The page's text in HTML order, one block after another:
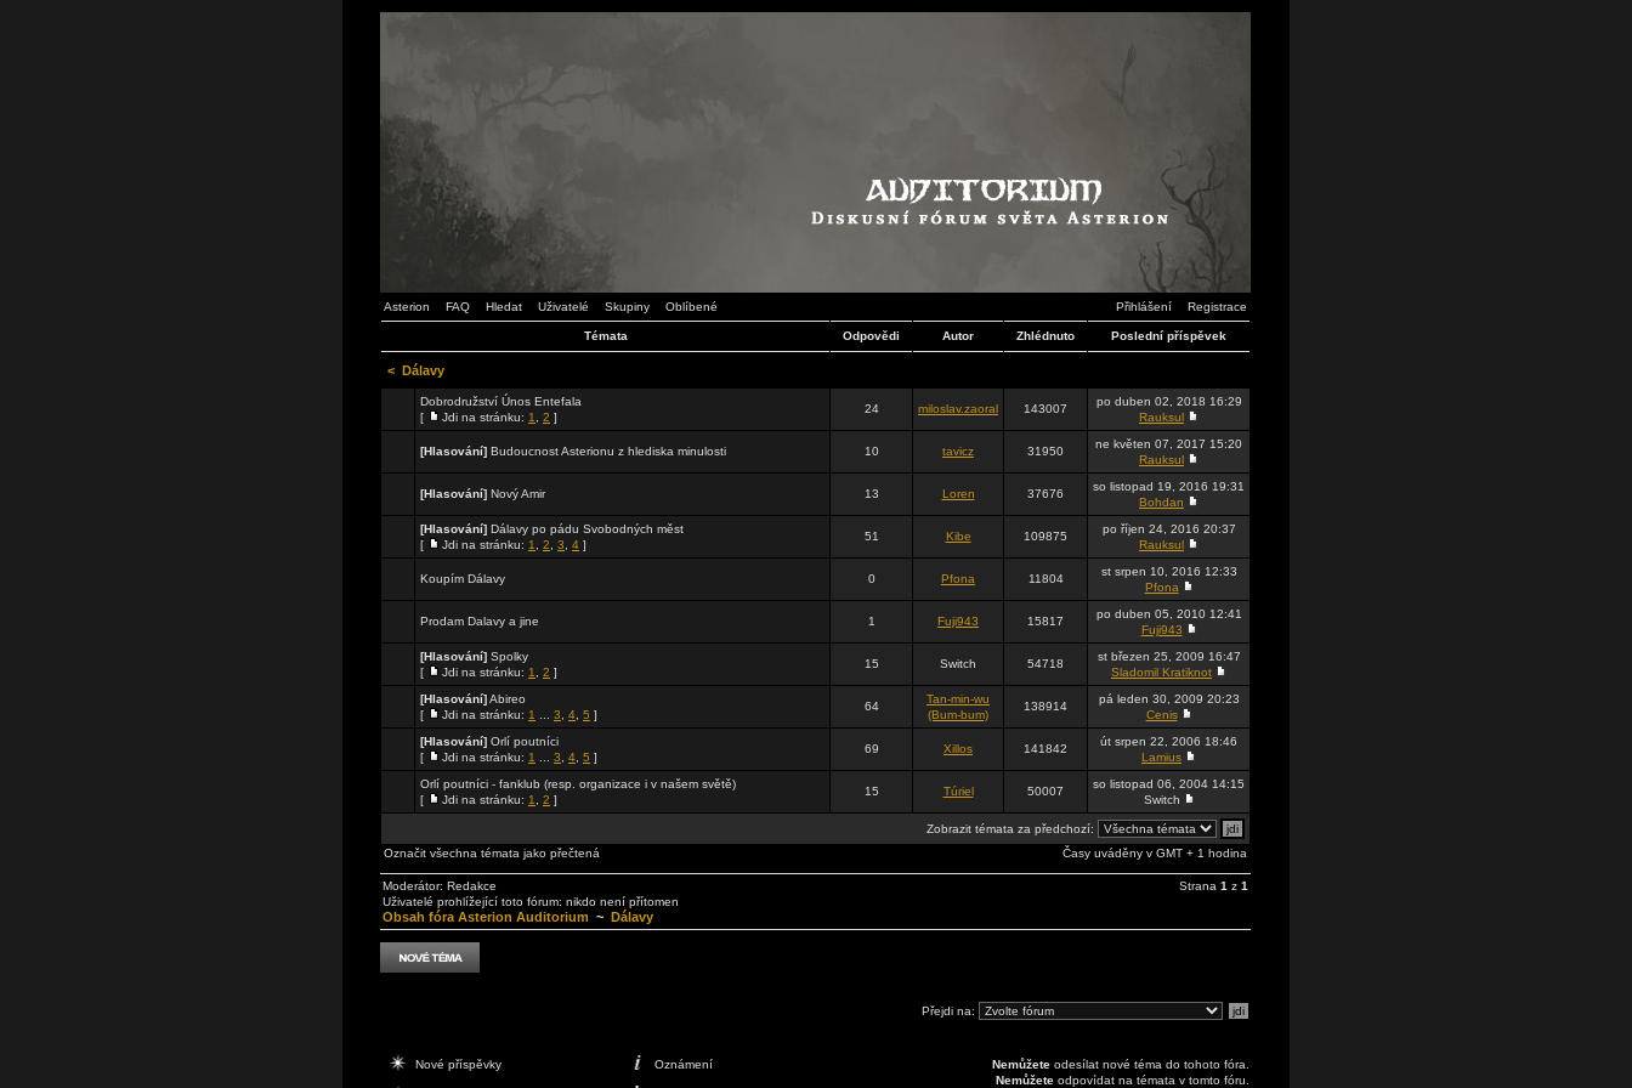
Asterion FAQ Hledat Uživatelé Skupiny Oblíbené Přihlášení Registrace
Témata Odpovědi Autor Zhlédnuto Poslední příspěvek
< Dálavy
Dobrodružství Únos Entefala
[
Jdi na stránku: 1 2 ]
24 miloslav.zaoral 143007
po duben 02, 2018 16:29
Rauksul
[Hlasování] Budoucnost Asterionu z hlediska minulosti 10 tavicz 31950
ne květen 07, 2017 15:20
Rauksul
[Hlasování] Nový Amir 13 Loren 37676
so listopad 19, 2016 19:31
Bohdan
[Hlasování] Dálavy po pádu Svobodných měst
[
Jdi na stránku: 1 2 3 4 ]
51 Kibe 109875
po říjen 24, 2016 20:37
Rauksul
Koupím Dálavy 0 Pfona 11804
st srpen 10, 2016 12:33
Pfona
Prodam Dalavy a jine 1 Fuji943 15817
po duben 05, 2010 12:41
Fuji943
[Hlasování] Spolky
[
Jdi na stránku: 1 2 ]
15 Switch 54718
st březen 25, 2009 16:47
Sladomil Kratiknot
[Hlasování]Abireo
[
Jdi na stránku: 1 3 4 5 ]
64
Tan-min-wu
(Bum-bum)
138914
pá leden 30, 2009 20:23
Cenis
[Hlasování] Orlí poutníci
[
Jdi na stránku: 1 3 4 5 ]
69 Xillos 141842
út srpen 22, 2006 18:46
Lamius
Orlí poutníci - fanklub (resp. organizace i v našem světě)
[
Jdi na stránku: 1 2 ]
15 Túriel 50007
so listopad 06, 2004 14:15
Switch
Zobrazit témata za předchozí:
Označit všechna témata jako přečtená
Časy uváděny v GMT + 1 hodina
Moderátor: Redakce
Uživatelé prohlížející toto fórum: nikdo není přítomen
Strana 1 z 1
Obsah fóra Asterion Auditorium ~ Dálavy
Přejdi na:
Nové příspěvky Oznámení Nemůžete odesílat nové téma do tohoto fóra.
Nemůžete odpovídat na témata v tomto fóru.